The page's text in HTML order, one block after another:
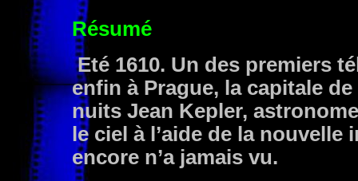
Résumé
Eté 1610. Un des premiers
enfin à Prague, la capitale
nuits Jean Kepler,
le ciel à l’aide de la
encore n’a jamais vu.